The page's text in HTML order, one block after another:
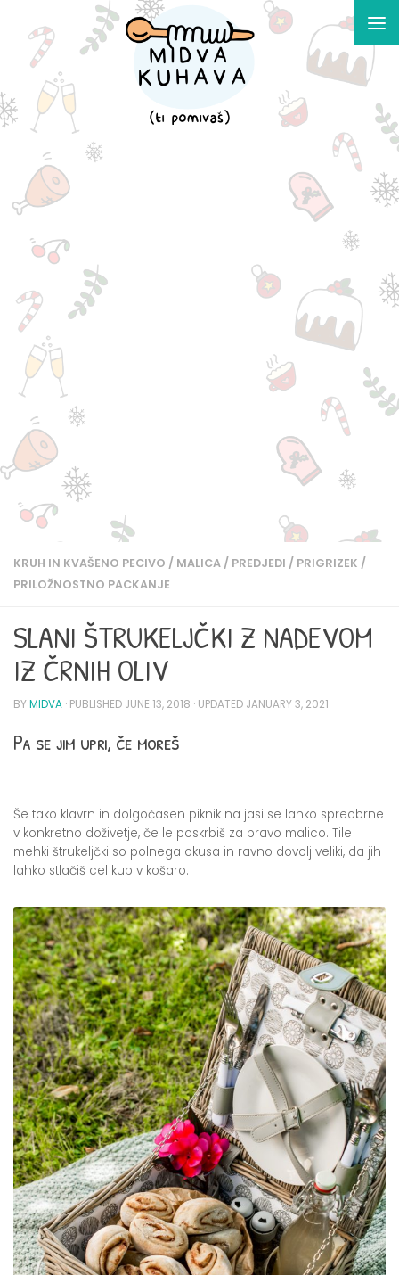
KRUH IN KVAŠENO PECIVO / MALICA / PREDJEDI / PRIGRIZEK /
PRILOŽNOSTNO PACKANJE
SLANI ŠTRUKELJČKI Z NADEVOM
IZ ČRNIH OLIV
BYMIDVA · PUBLISHED JUNE 13, 2018 · UPDATED JANUARY 3, 2021
Pa se jim upri, če moreš
Še tako klavrn in dolgočasen piknik na jasi se lahko spreobrne
v konkretno doživetje, če le poskrbiš za pravo malico. Tile
mehki štrukeljčki so polnega okusa in ravno dovolj veliki, da jih
lahko stlačiš cel kup v košaro.